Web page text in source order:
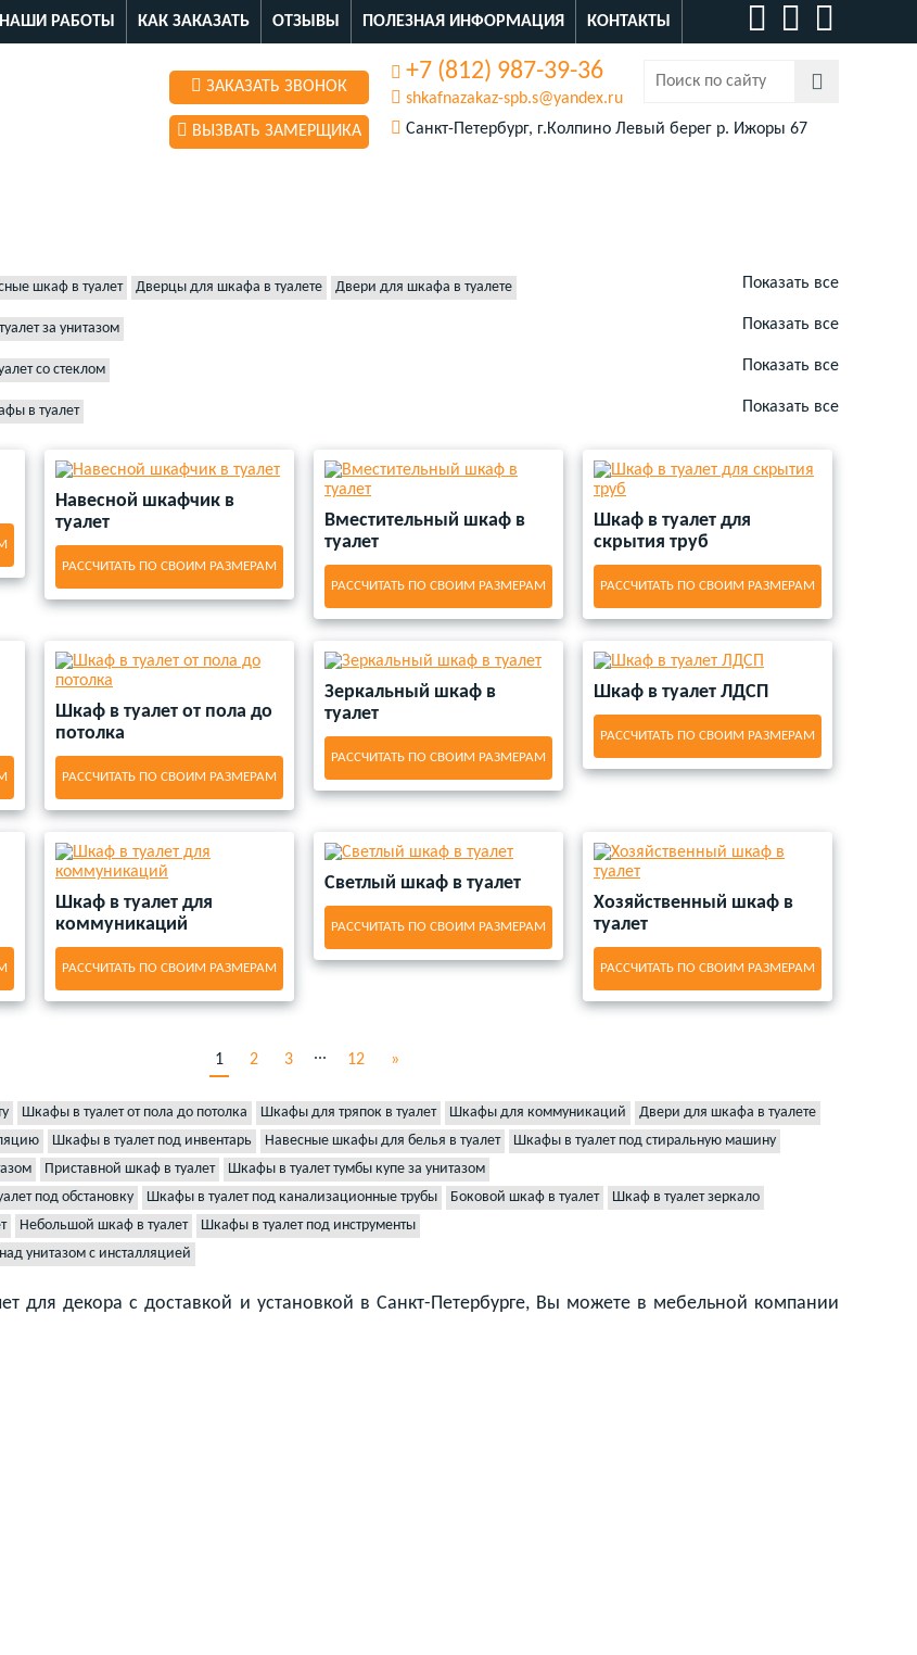
НАШИ РАБОТЫ КАК ЗАКАЗАТЬ ОТЗЫВЫ ПОЛЕЗНАЯ ИНФОРМАЦИЯ КОНТАКТЫ
+7 (812) 987-39-36
shkafnazakaz-spb.s@yandex.ru
Санкт-Петербург, г.Колпино Левый берег р. Ижоры 67
ЗАКАЗАТЬ ЗВОНОК
ВЫЗВАТЬ ЗАМЕРЩИКА
шкаф в туалет Дверцы для шкафа в туалете
Двери для шкафа в туалете
Показать все
за унитазом Показать все
со стеклом Показать все
в туалет Показать все
Навесной шкафчик в
туалет
РАССЧИТАТЬ ПО СВОИМ РАЗМЕРАМ
Вместительный шкаф в
туалет
РАССЧИТАТЬ ПО СВОИМ РАЗМЕРАМ
Шкаф в туалет для
скрытия труб
РАССЧИТАТЬ ПО СВОИМ РАЗМЕРАМ
Шкаф в туалет от пола до
потолка
РАССЧИТАТЬ ПО СВОИМ РАЗМЕРАМ
Зеркальный шкаф в
туалет
РАССЧИТАТЬ ПО СВОИМ РАЗМЕРАМ
Шкаф в туалет ЛДСП
РАССЧИТАТЬ ПО СВОИМ РАЗМЕРАМ
Шкаф в туалет для
коммуникаций
РАССЧИТАТЬ ПО СВОИМ РАЗМЕРАМ
Светлый шкаф в туалет
РАССЧИТАТЬ ПО СВОИМ РАЗМЕРАМ
Хозяйственный шкаф в
туалет
РАССЧИТАТЬ ПО СВОИМ РАЗМЕРАМ
1 2 3 ... 12 »
Шкафы в туалет от пола до потолка Шкафы для тряпок в туалет Шкафы для коммуникаций
Двери для шкафа в туалете
Шкафы в туалет под инвентарь Навесные шкафы для белья в туалет
Шкафы в туалет под стиральную машину
Приставной шкаф в туалет
Шкафы в туалет тумбы купе за унитазом
под обстановку
Шкафы в туалет под канализационные трубы Боковой шкаф в туалет
Шкаф в туалет зеркало
Небольшой шкаф в туалет
Шкафы в туалет под инструменты
унитазом с инсталляцией
для декора с доставкой и установкой в Санкт-Петербурге, Вы можете в мебельной компании